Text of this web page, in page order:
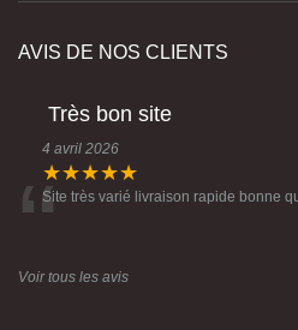
AVIS DE NOS CLIENTS
Très bon site
4 avril 2026
★★★★★
“Site très varié livraison rapide bonne
Voir tous les avis